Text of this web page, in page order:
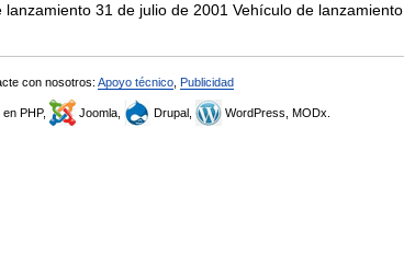
lanzamiento 31 de julio de 2001 Vehículo de
con nosotros: Apoyo técnico Publicidad
en PHP, Joomla, Drupal, WordPress, MODx.